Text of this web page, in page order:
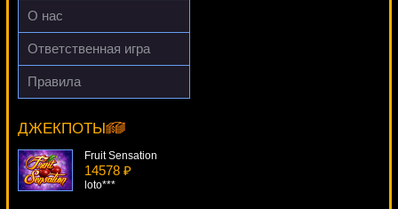
loto***
О нас
Ответственная игра
Правила
ДЖЕКПОТЫ
Aeronauts
SmileLow***
Fruit Sensation
14578 ₽
loto***